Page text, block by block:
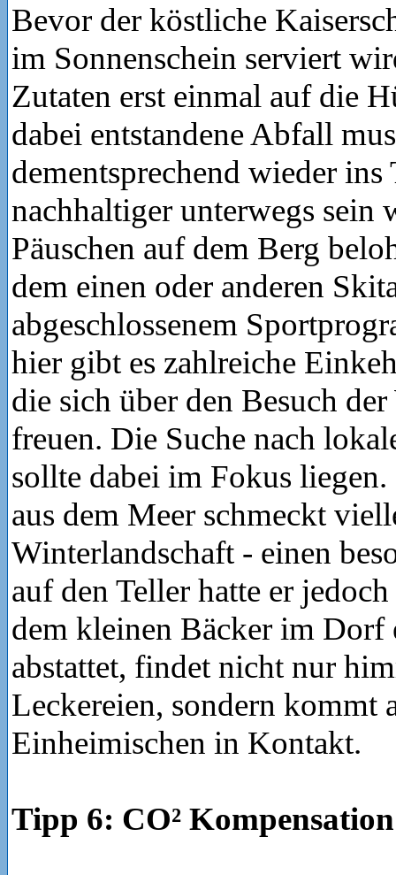
Bevor der köstliche
im Sonnenschein serviert
Zutaten erst einmal auf die
dabei entstandene Abfall
dementsprechend wieder
nachhaltiger unterwegs sein
Päuschen auf dem Berg
dem einen oder anderen
abgeschlossenem
hier gibt es zahlreiche
die sich über den Besuch
freuen. Die Suche nach
sollte dabei im Fokus
aus dem Meer schmeckt
Winterlandschaft - einen
auf den Teller hatte er
dem kleinen Bäcker im Dorf
abstattet, findet nicht nur
Leckereien, sondern kommt
Einheimischen in Kontakt.
Tipp 6: CO²